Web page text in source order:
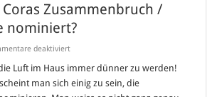
Zusammenbruch /
nominiert?
deaktiviertfür
Brother
Coras
Zusammenbruch
Luft im Haus immer dünner zu werden!
man sich einig zu sein, die